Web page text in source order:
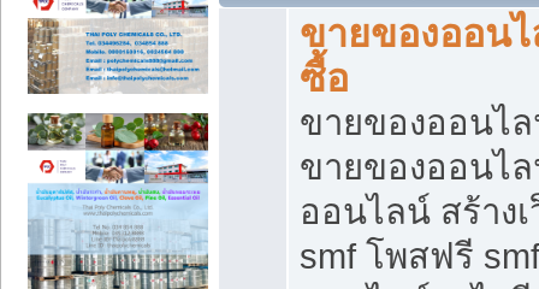
ขายของออน
ซื้อ
ขายของออนไล
ขายของออนไ
ออนไลน์ สร้าง
smf โพสฟรี